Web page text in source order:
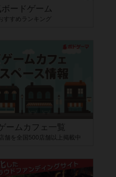
ボードゲーム
すすめランキング
ームカフェ一覧
舗を全国500店舗以上掲載中